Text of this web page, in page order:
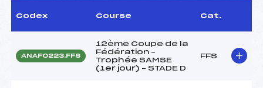
Codex Course Cat.
ANAF0223.FFS
12ème Coupe de la
Fédération –
Trophée SAMSE
(1er jour) – STADE D
FFS